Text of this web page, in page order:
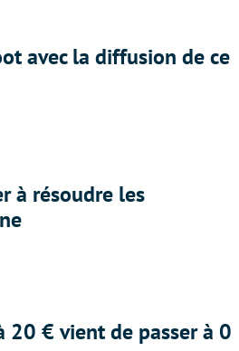
avec la diffusion de ce
à résoudre les
20 € vient de passer à 0